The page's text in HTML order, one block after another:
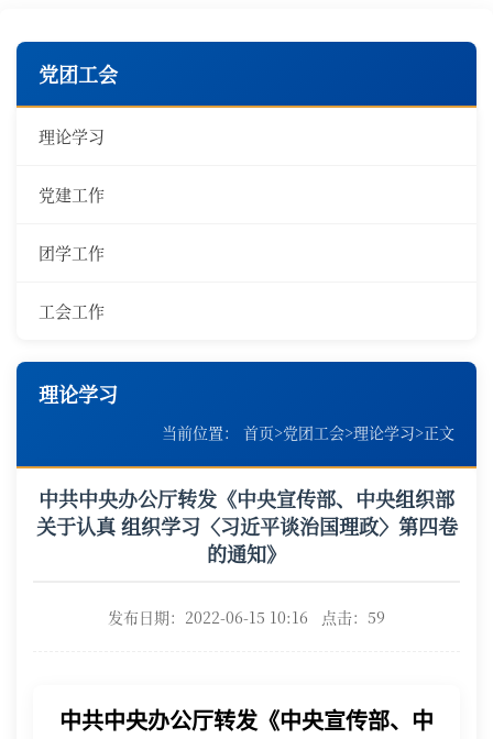
党团工会
理论学习
党建工作
团学工作
工会工作
理论学习
当前位置： 首页>党团工会>理论学习>正文
中共中央办公厅转发《中央宣传部、中央组织部
关于认真 组织学习〈习近平谈治国理政〉第四卷
的通知》
发布日期：2022-06-15 10:16 点击： 59
中共中央办公厅转发《中央宣传部、中